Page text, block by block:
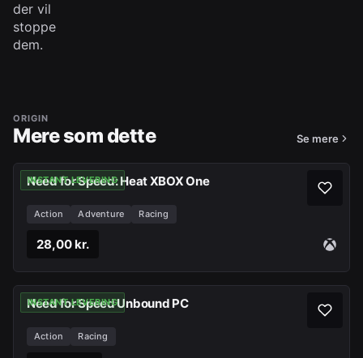
der vil
stoppe
dem.
ORIGIN
Mere som dette Se mere
INSTANT LEVERING
Need for Speed: Heat XBOX One
Action Adventure Racing
28,00 kr.
INSTANT LEVERING
Need for Speed Unbound PC
Action Racing